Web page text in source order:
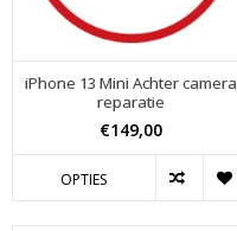
iPhone 13 Mini Achter camera
reparatie
€149,00
OPTIES